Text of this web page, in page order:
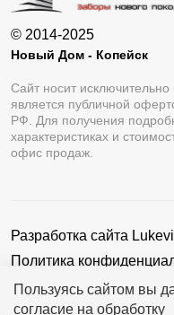
Пользуясь сайтом вы
согласие на обработку
© 2014-2025
Новый Дом - Копейск
Сайт носит
является публичной
РФ. Для получения
характеристиках и
офис продаж.
Разработка сайта
Политика
Пользовательское